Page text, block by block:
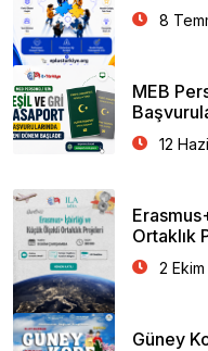
8
MEB
12
Ortaklık
2
Güney